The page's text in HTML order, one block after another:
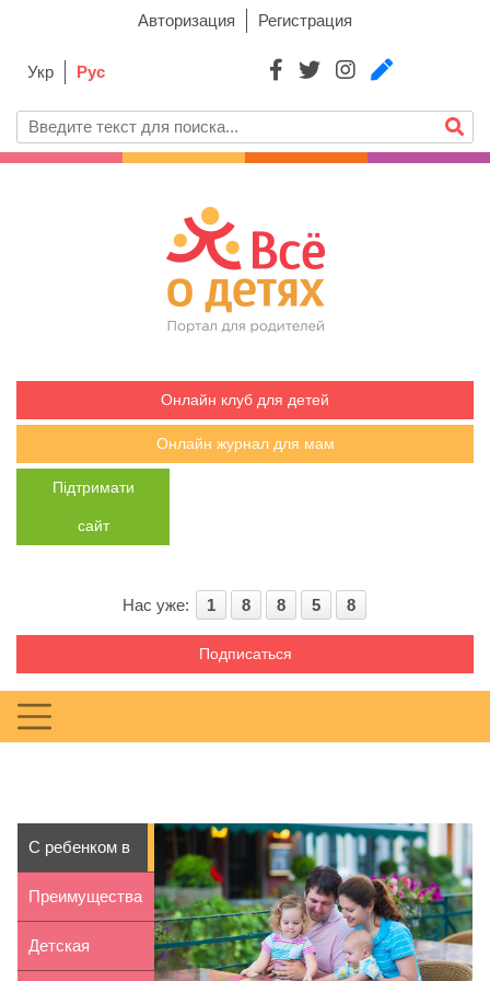
Авторизация Регистрация
Укр Рус
Онлайн клуб для детей
Онлайн журнал для мам
Підтримати
сайт
Нас уже: 1 8 8 5 8
Подписаться
С ребенком в
ресторан:
советы р...
Преимущества
и недостатки
Детская